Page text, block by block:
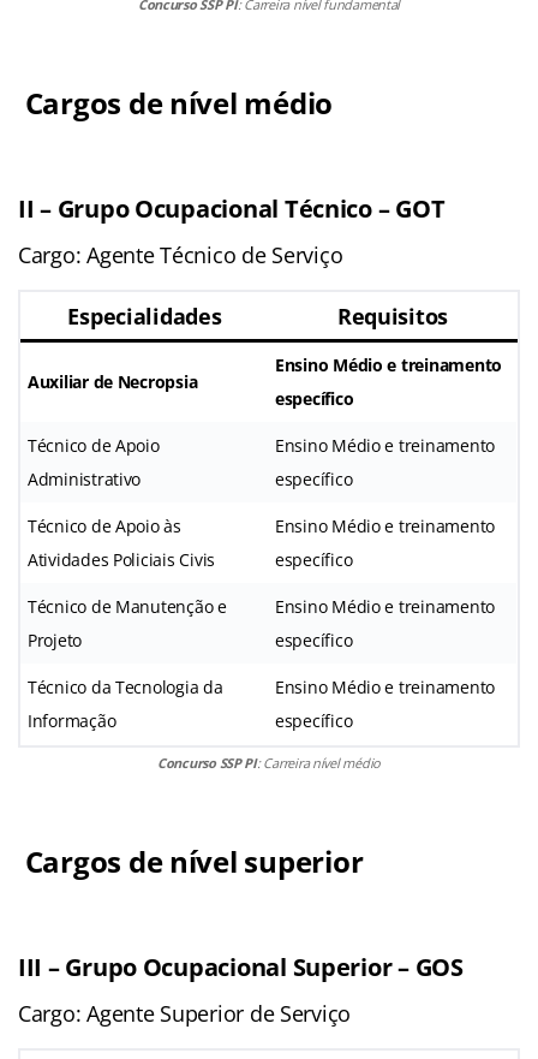
Concurso SSP PI: Carreira nível fundamental
Cargos de nível médio
II – Grupo Ocupacional Técnico – GOT
Cargo: Agente Técnico de Serviço
Especialidades Requisitos
Auxiliar de Necropsia
Ensino Médio e treinamento
específico
Técnico de Apoio
Administrativo
Ensino Médio e treinamento
específico
Técnico de Apoio às
Atividades Policiais Civis
Ensino Médio e treinamento
específico
Técnico de Manutenção e
Projeto
Ensino Médio e treinamento
específico
Técnico da Tecnologia da
Informação
Ensino Médio e treinamento
específico
Concurso SSP PI: Carreira nível médio
Cargos de nível superior
III – Grupo Ocupacional Superior – GOS
Cargo: Agente Superior de Serviço